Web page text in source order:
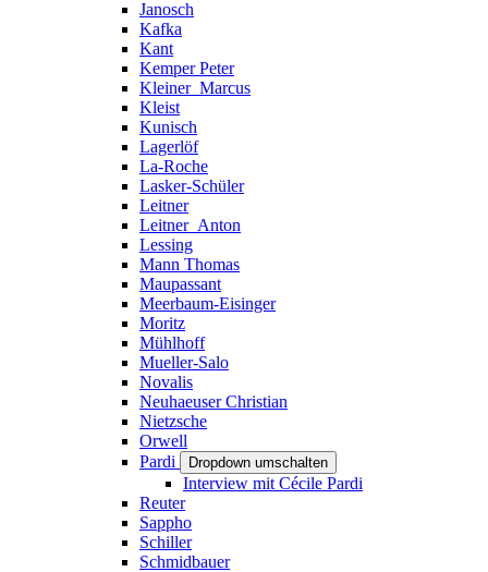
Janosch
Kafka
Kant
Kemper Peter
Kleiner_Marcus
Kleist
Kunisch
Lagerlöf
La-Roche
Lasker-Schüler
Leitner
Leitner_Anton
Lessing
Mann Thomas
Maupassant
Meerbaum-Eisinger
Moritz
Mühlhoff
Mueller-Salo
Novalis
Neuhaeuser Christian
Nietzsche
Orwell
Pardi
Dropdown umschalten
Interview mit Cécile Pardi
Reuter
Sappho
Schiller
Schmidbauer